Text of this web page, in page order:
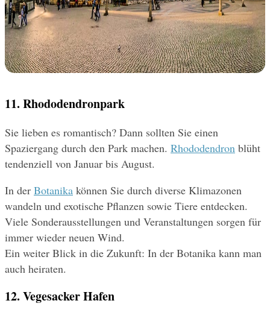
11. Rhododendronpark
Sie lieben es romantisch? Dann sollten Sie einen
Spaziergang durch den Park machen. Rhododendron blüht
tendenziell von Januar bis August.
In der Botanika können Sie durch diverse Klimazonen
wandeln und exotische Pflanzen sowie Tiere entdecken.
Viele Sonderausstellungen und Veranstaltungen sorgen für
immer wieder neuen Wind.
Ein weiter Blick in die Zukunft: In der Botanika kann man
auch heiraten.
12. Vegesacker Hafen